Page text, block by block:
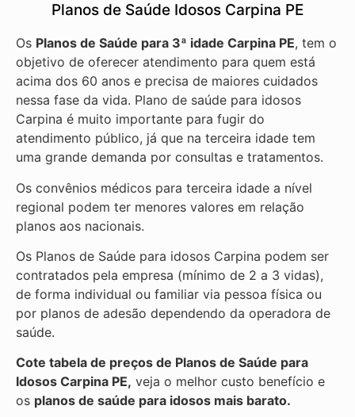
Planos de Saúde Idosos Carpina PE
Os Planos de Saúde para 3ª idade Carpina PE, tem o
objetivo de oferecer atendimento para quem está
acima dos 60 anos e precisa de maiores cuidados
nessa fase da vida. Plano de saúde para idosos
Carpina é muito importante para fugir do
atendimento público, já que na terceira idade tem
uma grande demanda por consultas e tratamentos.
Os convênios médicos para terceira idade a nível
regional podem ter menores valores em relação
planos aos nacionais.
Os Planos de Saúde para idosos Carpina podem ser
contratados pela empresa (mínimo de 2 a 3 vidas),
de forma individual ou familiar via pessoa física ou
por planos de adesão dependendo da operadora de
saúde.
Cote tabela de preços de Planos de Saúde para
Idosos Carpina PE, veja o melhor custo benefício e
os planos de saúde para idosos mais barato.